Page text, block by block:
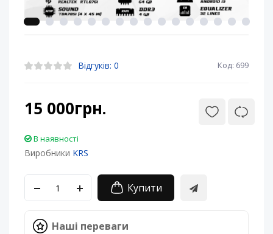
Відгуків: 0 Код: 699
15 000грн.
В наявності
Виробники KRS
Купити
Наші переваги